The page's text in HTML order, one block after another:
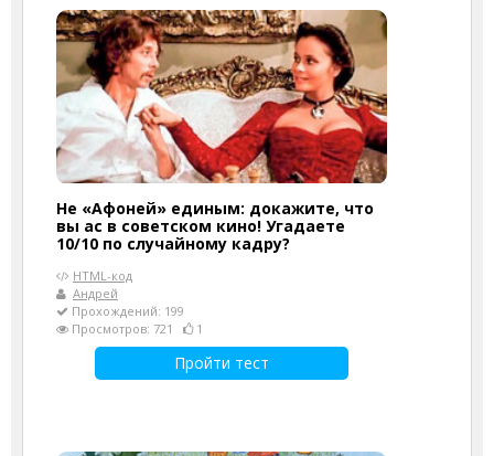
Не «Афоней» единым: докажите, что
вы ас в советском кино! Угадаете
10/10 по случайному кадру?
HTML-код
Андрей
Прохождений: 199
Просмотров: 721
1
Пройти тест